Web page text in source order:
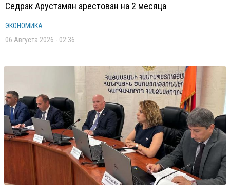
Седрак Арустамян арестован на 2 месяца
ЭКОНОМИКА
06 Августа 2026 - 02:36